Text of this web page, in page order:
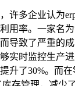
许多企业认为
用率。一家名
导致了严重的
实时监控生产
升了30%。而